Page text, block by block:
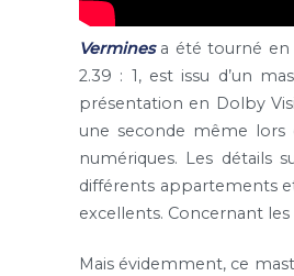
Verminesa été tourné en
2.39 : 1, est issu d’un
présentation en Dolby
une seconde même lors
numériques. Les détails
différents appartements
excellents. Concernant
Mais évidemment, ce